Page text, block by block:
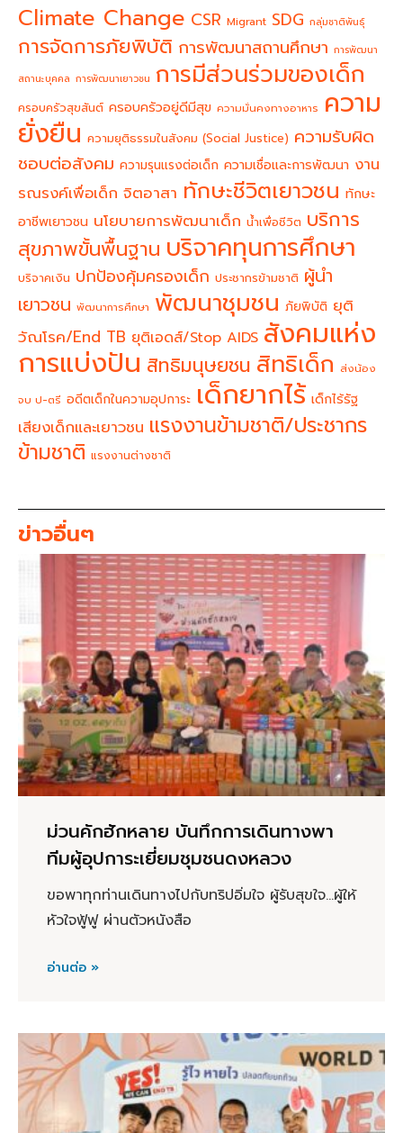
Climate Change CSR Migrant SDG กลุ่มชาติพันธุ์
การจัดการภัยพิบัติ การพัฒนาสถานศึกษา การพัฒนา
สถานะบุคคล การพัฒนาเยาวชน การมีส่วนร่วมของเด็ก
ครอบครัวสุขสันต์ ครอบครัวอยู่ดีมีสุข ความมั่นคงทางอาหาร ความ
ยั่งยืน ความยุติธรรมในสังคม (Social Justice) ความรับผิด
ชอบต่อสังคม ความรุนแรงต่อเด็ก ความเชื่อและการพัฒนา งาน
รณรงค์เพื่อเด็ก จิตอาสา ทักษะชีวิตเยาวชน ทักษะ
อาชีพเยาวชน นโยบายการพัฒนาเด็ก น้ำเพื่อชีวิต บริการ
สุขภาพขั้นพื้นฐาน บริจาคทุนการศึกษา
บริจาคเงิน ปกป้องคุ้มครองเด็ก ประชากรข้ามชาติ ผู้นำ
เยาวชน พัฒนาการศึกษา พัฒนาชุมชน ภัยพิบัติ ยุติ
วัณโรค/End TB ยุติเอดส์/Stop AIDS สังคมแห่ง
การแบ่งปัน สิทธิมนุษยชน สิทธิเด็ก ส่งน้อง
จบ ป-ตรี อดีตเด็กในความอุปการะ เด็กยากไร้ เด็กไร้รัฐ
เสียงเด็กและเยาวชน แรงงานข้ามชาติ/ประชากร
ข้ามชาติ แรงงานต่างชาติ
ข่าวอื่นๆ
ม่วนคักฮักหลาย บันทึกการเดินทางพา
ทีมผู้อุปการะเยี่ยมชุมชนดงหลวง
ขอพาทุกท่านเดินทางไปกับทริปอิ่มใจ ผู้รับสุขใจ...ผู้ให้
หัวใจฟู้ฟู ผ่านตัวหนังสือ
อ่านต่อ »